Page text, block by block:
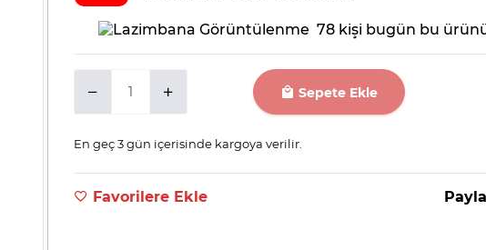
78 kişi bugün bu
Sepete Ekle
En geç 3 gün içerisinde kargoya verilir.
Favorilere Ekle